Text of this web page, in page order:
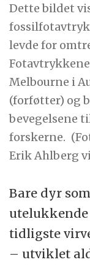
Dette bildet
levde for
Melbourne i
(forføtter) og
bevegelsene
forskerne.
Erik Ahlberg
Bare dyr
tidligste
– utviklet